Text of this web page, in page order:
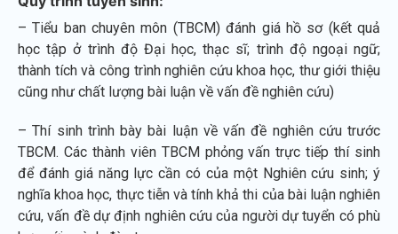
– Tiểu ban chuyên môn (TBCM) đánh giá hồ sơ (kết quả
học tập ở trình độ Đại học, thạc sĩ; trình độ ngoại ngữ;
thành tích và công trình nghiên cứu khoa học, thư giới thiệu
cũng như chất lượng bài luận về vấn đề nghiên cứu)
– Thí sinh trình bày bài luận về vấn đề nghiên cứu trước
TBCM. Các thành viên TBCM phỏng vấn trực tiếp thí sinh
để đánh giá năng lực cần có của một Nghiên cứu sinh; ý
nghĩa khoa học, thực tiễn và tính khả thi của bài luận nghiên
cứu, vấn đề dự định nghiên cứu của người dự tuyển có phù